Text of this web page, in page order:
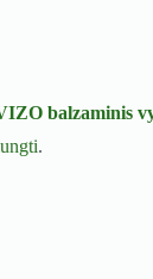
balzaminis
.